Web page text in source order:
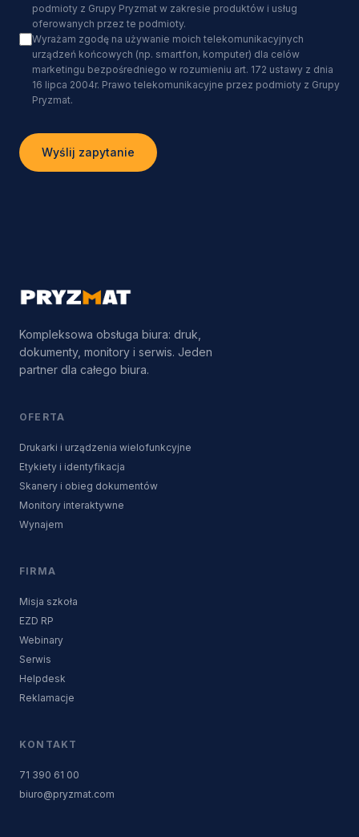
podmioty z Grupy Pryzmat w zakresie produktów i usług
oferowanych przez te podmioty.
Wyrażam zgodę na używanie moich telekomunikacyjnych
urządzeń końcowych (np. smartfon, komputer) dla celów
marketingu bezpośredniego w rozumieniu art. 172 ustawy z dnia
16 lipca 2004r. Prawo telekomunikacyjne przez podmioty z Grupy
Pryzmat.
Wyślij zapytanie
Kompleksowa obsługa biura: druk,
dokumenty, monitory i serwis. Jeden
partner dla całego biura.
OFERTA
Drukarki i urządzenia wielofunkcyjne
Etykiety i identyfikacja
Skanery i obieg dokumentów
Monitory interaktywne
Wynajem
FIRMA
Misja szkoła
EZD RP
Webinary
Serwis
Helpdesk
Reklamacje
KONTAKT
71 390 61 00
biuro@pryzmat.com